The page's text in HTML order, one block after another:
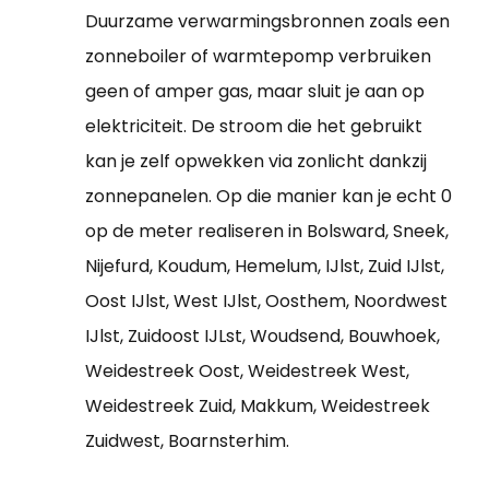
Duurzame verwarmingsbronnen zoals een
zonneboiler of warmtepomp verbruiken
geen of amper gas, maar sluit je aan op
elektriciteit. De stroom die het gebruikt
kan je zelf opwekken via zonlicht dankzij
zonnepanelen. Op die manier kan je echt 0
op de meter realiseren in Bolsward, Sneek,
Nijefurd, Koudum, Hemelum, IJlst, Zuid IJlst,
Oost IJlst, West IJlst, Oosthem, Noordwest
IJlst, Zuidoost IJLst, Woudsend, Bouwhoek,
Weidestreek Oost, Weidestreek West,
Weidestreek Zuid, Makkum, Weidestreek
Zuidwest, Boarnsterhim.